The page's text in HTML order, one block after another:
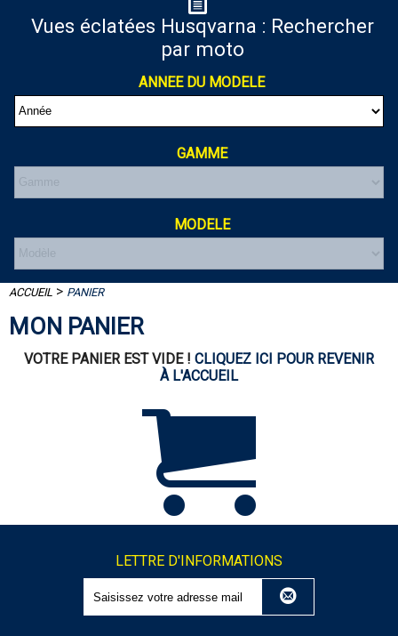
Panier
Votre panier est vide
Vues éclatées Husqvarna : Rechercher
par moto
ANNEE DU MODELE
GAMME
MODELE
ACCUEIL > PANIER
MON PANIER
VOTRE PANIER EST VIDE ! CLIQUEZ ICI POUR REVENIR
À L'ACCUEIL
LETTRE D'INFORMATIONS